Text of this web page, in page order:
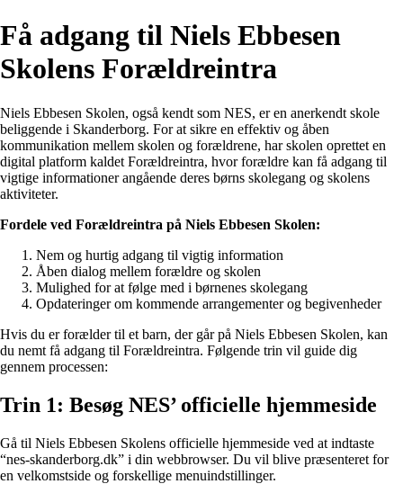
Få adgang til Niels Ebbesen
Skolens Forældreintra
Niels Ebbesen Skolen, også kendt som NES, er en anerkendt skole
beliggende i Skanderborg. For at sikre en effektiv og åben
kommunikation mellem skolen og forældrene, har skolen oprettet en
digital platform kaldet Forældreintra, hvor forældre kan få adgang til
vigtige informationer angående deres børns skolegang og skolens
aktiviteter.
Fordele ved Forældreintra på Niels Ebbesen Skolen:
Nem og hurtig adgang til vigtig information
Åben dialog mellem forældre og skolen
Mulighed for at følge med i børnenes skolegang
Opdateringer om kommende arrangementer og begivenheder
Hvis du er forælder til et barn, der går på Niels Ebbesen Skolen, kan
du nemt få adgang til Forældreintra. Følgende trin vil guide dig
gennem processen:
Trin 1: Besøg NES’ officielle hjemmeside
Gå til Niels Ebbesen Skolens officielle hjemmeside ved at indtaste
“nes-skanderborg.dk” i din webbrowser. Du vil blive præsenteret for
en velkomstside og forskellige menuindstillinger.